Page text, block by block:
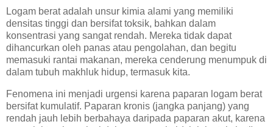
Logam berat adalah unsur kimia alami yang memiliki
densitas tinggi dan bersifat toksik, bahkan dalam
konsentrasi yang sangat rendah. Mereka tidak dapat
dihancurkan oleh panas atau pengolahan, dan begitu
memasuki rantai makanan, mereka cenderung menumpuk di
dalam tubuh makhluk hidup, termasuk kita.
Fenomena ini menjadi urgensi karena paparan logam berat
bersifat kumulatif. Paparan kronis (jangka panjang) yang
rendah jauh lebih berbahaya daripada paparan akut, karena